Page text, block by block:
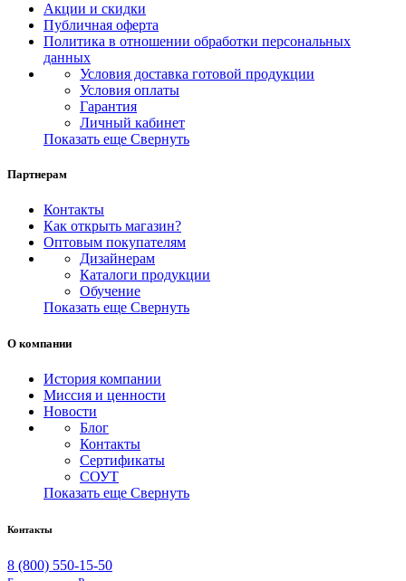
Акции и скидки
Публичная оферта
Политика в отношении обработки персональных
данных
Условия доставка готовой продукции
Условия оплаты
Гарантия
Личный кабинет
Показать еще Свернуть
Партнерам
Контакты
Как открыть магазин?
Оптовым покупателям
Дизайнерам
Каталоги продукции
Обучение
Показать еще Свернуть
О компании
История компании
Миссия и ценности
Новости
Блог
Контакты
Сертификаты
СОУТ
Показать еще Свернуть
Контакты
8 (800) 550-15-50